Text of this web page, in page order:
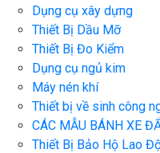
Dụng cụ xây dựng
Thiết Bị Dầu Mỡ
Thiết Bị Đo Kiểm
Dụng cụ ngủ kim
Máy nén khí
Thiết bị về sinh công
CÁC MẪU BÁNH XE
Thiết Bị Bảo Hộ Lao